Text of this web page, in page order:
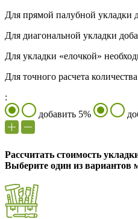
Для прямой палубной укладки
Для диагональной укладки
Для укладки «елочкой»
Для точного расчета
:
добавить 5%
Рассчитать стоимость
Выберите один из вариантов